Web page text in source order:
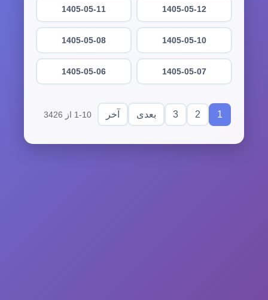
1405-05-12
1405-05-11
1405-05-10
1405-05-08
1405-05-07
1405-05-06
1
2
3 بعدی آخر 1-10 از 3426